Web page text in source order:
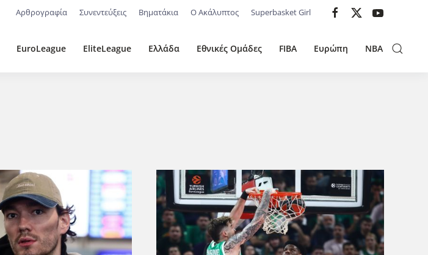
Αρθρογραφία Συνεντεύξεις Βηματάκια Ο Ακάλυπτος Superbasket Girl
EuroLeague EliteLeague Ελλάδα Εθνικές Ομάδες FIBA Ευρώπη NBA